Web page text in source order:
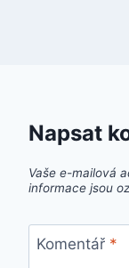
Napsat
Vaše e-mailová
informace jsou
Komentář *